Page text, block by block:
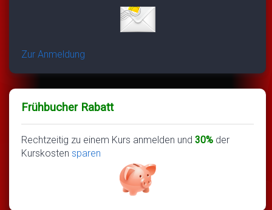
Zur Anmeldung
Frühbucher Rabatt
Rechtzeitig zu einem Kurs anmelden und 30% der
Kurskosten sparen